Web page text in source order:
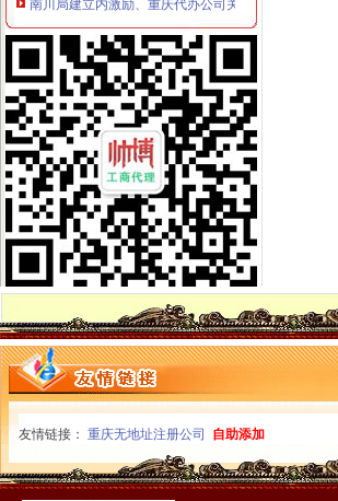
渝北局“三个结合”重庆代办公司做好创先争优“一讲二
市重庆分公司注销局抓好三项工作确保户籍制度改革
九龙坡区新增六件重庆著名商标
南岸局“宣、培、研、协、深”重庆公司注销积推进微
渝中局“两个结合”重庆分公司注销开展“结穷亲”活动
开县局建立“重点工作周报表”重庆分公司注销提高工
万盛局“四个一”重庆代办公司积创建学习型组织
彭水局重庆公司注销被彭水县委县评为2009年度考核
大足局重庆营业执照注销采取四条措施抓好建工作成
万盛局实施“123456”重庆分公司注销工程深化“消费安
九龙坡局充分发挥属地化模式优势实现电子商务工作“
双桥局“四个化”重庆公司注销加印刷品广告监督管理工
渝北局重庆税务注销系农村消费者助其维权受赞誉
永川局重庆代办公司充分发挥职能作用力促瓜农增收
涪陵局重庆税务注销出台五项措施大力推进节约型机
巴南局“五步走”重庆营业执照注销开展好“一述二评三
双桥局四举措落实“红盾护民生”重庆税务注销执法百
涪陵局重庆公司注销针对连晴高温天气加三类食品监
酉局重庆税务注销大力发展农民专业合作社助推农户
彭水局重庆公司注销被彭水县评为2009年度考核先进
丰都局重庆代办公司突出推进学习型组织建设
友情链接： 重庆无地址注册公司 自助添加